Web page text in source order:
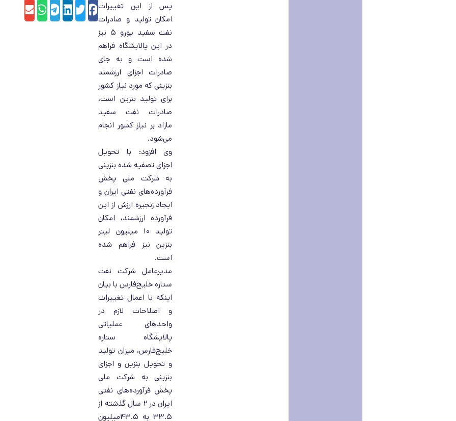
پس از این تغییرات
امکان تولید و صادرات
نفت سفید یورو ۵ نیز
در این پالایشگاه فراهم
شده است و به جای
صادرات اجزای ارزشمند
بنزینی که مورد نیاز کشور
برای تولید بنزین است،
صادرات نفت سفید
مازاد بر نیاز کشور انجام
می‌شود.
وی افزود: با تحویل
اجزای تصفیه شده بنزینی
به شرکت ملی پخش
فرآورده‌های نفتی ایران و
ایجاد زنجیره ارزش از این
فرآورده ارزشمند، امکان
تولید ۱۰ میلیون لیتر
بنزین نیز فراهم شده
است.
مدیرعامل شرکت نفت
ستاره خلیج‌فارس با بیان
اینکه با اعمال تغییرات
و اصلاحات لازم در
واحدهای عملیاتی
پالایشگاه ستاره
خلیج‌فارس، میزان تولید
و تحویل بنزین و اجزای
بنزینی به شرکت ملی
پخش فرآورده‌های نفتی
ایران در ۲ سال گذشته از
۳۳.۵ به ۴۳.۵میلیون
Facebook
Twitter
LinkedIn
Telegram
WhatsApp